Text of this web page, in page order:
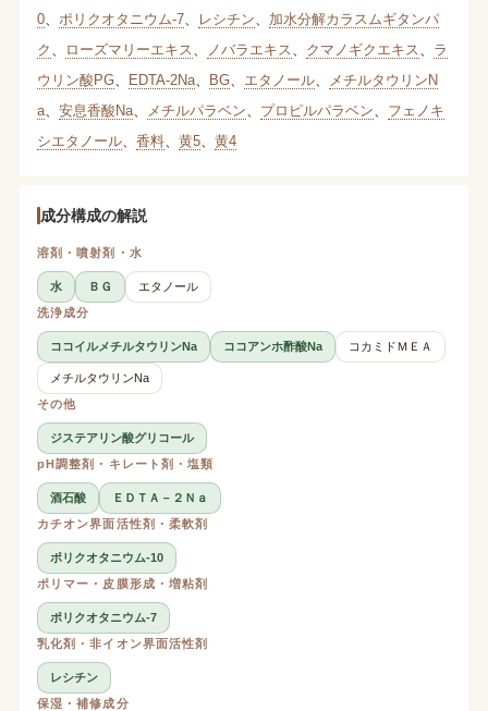
0、 ポリクオタニウム-7、 レシチン
加水分解カラスムギタンパ
ク
ローズマリーエキス ノバラエキス クマノギクエキス
ラ
ウリン酸PG、 EDTA-2Na、 BG、 エタノール、
メチルタウリンN
a、 安息香酸Na、 メチルパラベン プロピルパラベン
フェノキ
シエタノール、 香料、 黄5、 黄4
成分構成の解説
溶剤・噴射剤・水
水 ＢＧ
エタノール
洗浄成分
ココイルメチルタウリンNa ココアンホ酢酸Na コカミドＭＥＡ
メチルタウリンNa
その他
ジステアリン酸グリコール
pH調整剤・キレート剤・塩類
酒石酸
ＥＤＴＡ－２Ｎａ
カチオン界面活性剤・柔軟剤
ポリクオタニウム-10
ポリマー・皮膜形成・増粘剤
ポリクオタニウム-7
乳化剤・非イオン界面活性剤
レシチン
保湿・補修成分